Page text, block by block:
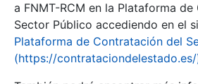
a FNMT-RCM en la Plataforma
Sector Público accediendo en el
Plataforma de Contratación del
(https://contrataciondelestado.es/